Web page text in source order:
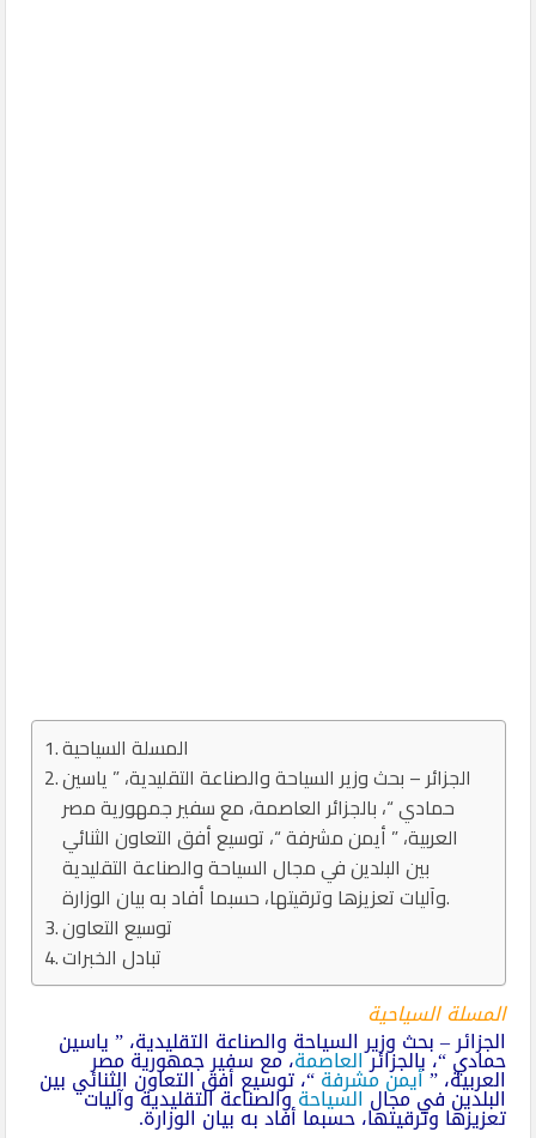
المسلة السياحية
الجزائر – بحث وزير السياحة والصناعة التقليدية، ” ياسين
حمادي “، بالجزائر العاصمة، مع سفير جمهورية مصر
العربية، ” أيمن مشرفة “، توسيع أفق التعاون الثنائي
بين البلدين في مجال السياحة والصناعة التقليدية
وآليات تعزيزها وترقيتها، حسبما أفاد به بيان الوزارة.
توسيع التعاون
تبادل الخبرات
المسلة السياحية
الجزائر – بحث وزير السياحة والصناعة التقليدية، ” ياسين
حمادي “، بالجزائرالعاصمة، مع سفير جمهورية مصر
العربية، ”أيمن مشرفة“، توسيع أفق التعاون الثنائي بين
البلدين في مجالالسياحةوالصناعة التقليدية وآليات
تعزيزها وترقيتها، حسبما أفاد به بيان الوزارة.